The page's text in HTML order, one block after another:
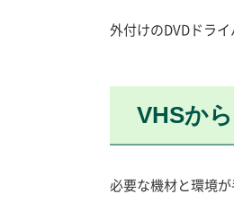
外付けのDVDドラ
VHSか
必要な機材と環境が